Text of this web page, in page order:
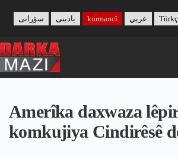
content
بادینی سۆرانی kurmancî عربي
Amerîka daxwaza
komkujiya Cindirêsê